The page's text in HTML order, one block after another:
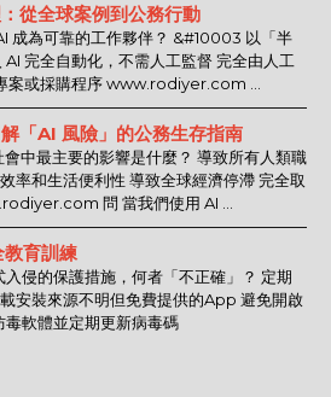
從全球案例到公務行動
成為可靠的工作夥伴？ &#10003 以「半
完全自動化，不需人工監督 完全由人工
案或採購程序 www.rodiyer.com ...
「AI 風險」的公務生存指南
中最主要的影響是什麼？ 導致所有人類職
率和生活便利性 導致全球經濟停滯 完全取
問 當我們使用 AI ...
教育訓練
侵的保護措施，何者「不正確」？ 定期
安裝來源不明但免費提供的App 避免開啟
毒軟體並定期更新病毒碼